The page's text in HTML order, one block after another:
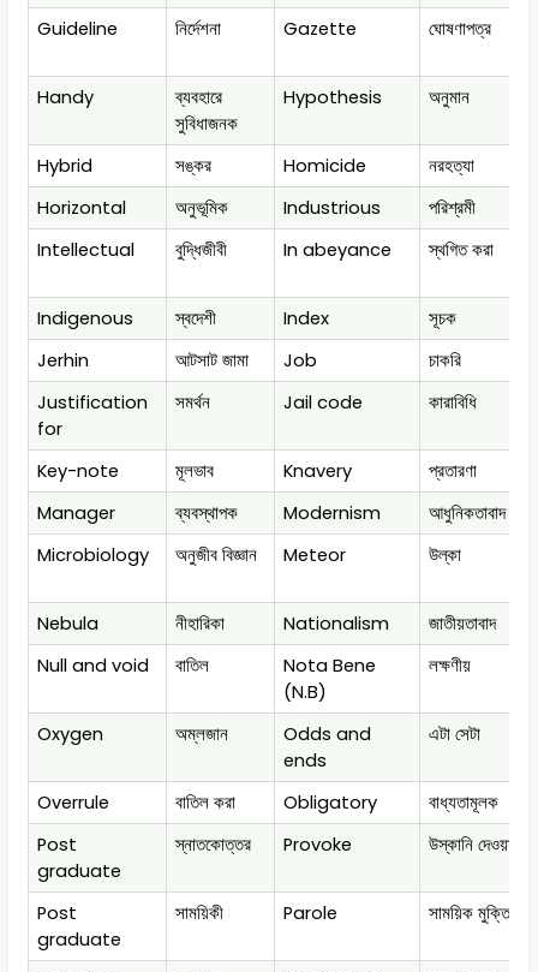
Guideline
নির্দেশনা Gazette ঘোষণাপত্র
Handy
ব্যবহারে
সুবিধাজনক
Hypothesis অনুমান
Hybrid সঙ্কর Homicide নরহত্যা
Horizontal
অনুভূমিক Industrious পরিশ্রমী
Intellectual
বুদ্ধিজীবী In abeyance স্থগিত করা
Indigenous স্বদেশী Index সূচক
Jerhin
আটসাট জামা Job চাকরি
Justification
for
সমর্থন Jail code কারাবিধি
Key-note মূলভাব Knavery প্রতারণা
Manager
ব্যবস্থাপক Modernism আধুনিকতাবাদ
Microbiology
অনুজীব বিজ্ঞান Meteor উল্কা
Nebula নীহারিকা Nationalism জাতীয়তাবাদ
Null and void
বাতিল
Nota Bene
(N.B)
লক্ষণীয়
Oxygen অম্লজান
Odds and
ends
এটা সেটা
Overrule বাতিল করা Obligatory বাধ্যতামূলক
Post
graduate
স্নাতকোত্তর Provoke উস্কানি দেওয়া
Post
graduate
সাময়িকী Parole সাময়িক মুক্তি